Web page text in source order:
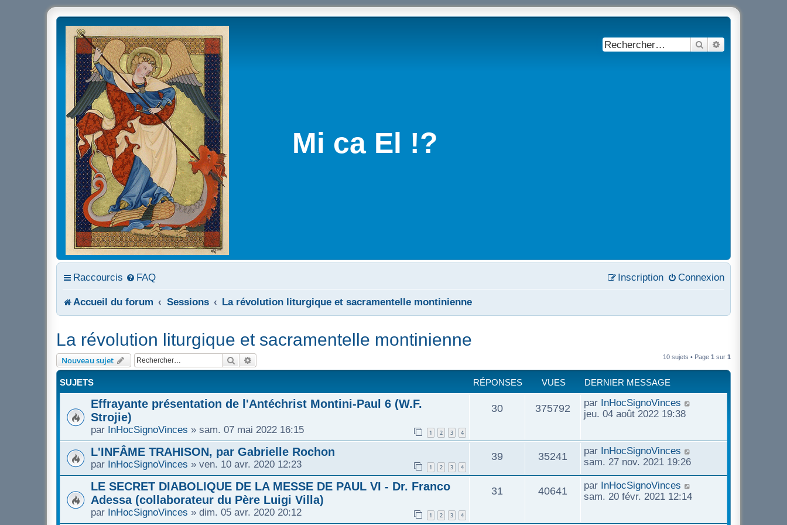
Mi ca El !?
Rechercher
Raccourcis FAQ Connexion
Inscription
Accueil du forum Sessions La révolution liturgique et sacramentelle montinienne
La révolution liturgique et sacramentelle montinienne
Nouveau sujet Rechercher 10 sujets • Page 1 sur 1
SUJETS RÉPONSES VUES DERNIER MESSAGE
Effrayante présentation de l'Antéchrist Montini-Paul 6 (W.F.
Strojie)
par InHocSignoVinces » sam. 07 mai 2022 16:15 1 2 3 4
30R
o
s
375792
s
D
e
i
e
r
e
s
par InHocSignoVinces
jeu. 04 août 2022 19:38
L'INFÂME TRAHISON, par Gabrielle Rochon
par InHocSignoVinces » ven. 10 avr. 2020 12:23 1 2 3 4
39
é
35241
u
D
e
n
i
par InHocSignoVinces
sam. 27 nov. 2021 19:26
LE SECRET DIABOLIQUE DE LA MESSE DE PAUL VI - Dr. Franco
Adessa (collaborateur du Père Luigi Villa)
par InHocSignoVinces » dim. 05 avr. 2020 20:12 1 2 3 4
31 40641
D
e
par InHocSignoVinces
sam. 20 févr. 2021 12:14